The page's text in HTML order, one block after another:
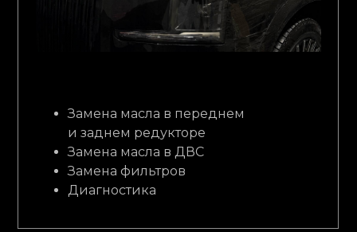
Замена масла в переднем
и заднем редукторе
Замена масла в ДВС
Замена фильтров
Диагностика